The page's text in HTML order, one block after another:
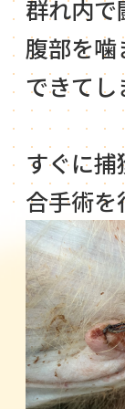
群れ内で
腹部を
できてし
すぐに
合手術を